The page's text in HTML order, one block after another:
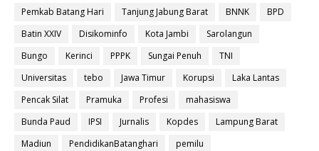
Pemkab Batang Hari
Tanjung Jabung Barat BNNK
BPD
Batin XXIV
Disikominfo Kota Jambi
Sarolangun
Bungo
Kerinci PPPK Sungai Penuh
TNI
Universitas
tebo Jawa Timur Korupsi
Laka Lantas
Pencak Silat
Pramuka Profesi
mahasiswa
Bunda Paud
IPSI Jurnalis Kopdes
Lampung Barat
Madiun
PendidikanBatanghari pemilu